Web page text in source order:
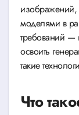
изображений,
моделями в
требований —
освоить
такие
Что